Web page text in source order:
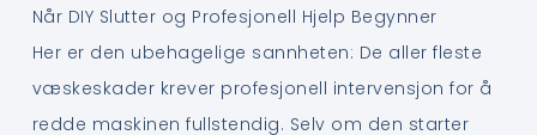
Når DIY Slutter og Profesjonell Hjelp Begynner
Her er den ubehagelige sannheten: De aller fleste
væskeskader krever profesjonell intervensjon for å
redde maskinen fullstendig. Selv om den starter